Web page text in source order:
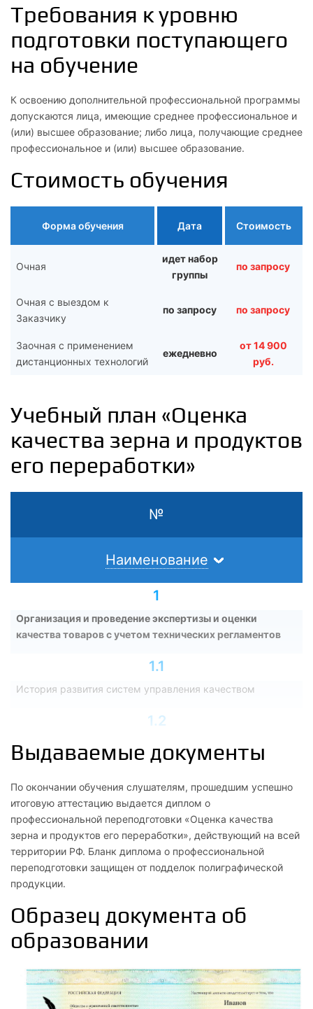
Требования к уровню
подготовки поступающего
на обучение
К освоению дополнительной профессиональной программы
допускаются лица, имеющие среднее профессиональное и
(или) высшее образование; либо лица, получающие среднее
профессиональное и (или) высшее образование.
Стоимость обучения
Форма обучения Дата Стоимость
Очная
идет набор
группы
по запросу
Очная с выездом к
Заказчику
по запросу по запросу
Заочная с применением
дистанционных технологий
ежедневно
от 14 900
руб.
Учебный план «Оценка
качества зерна и продуктов
его переработки»
№
Наименование
1
Организация и проведение экспертизы и оценки
качества товаров с учетом технических регламентов
1.1
История развития систем управления качеством
1.2
Основы технического регулирования
услуг
1.4
Оценочная деятельность в товароведении
Методы определения показателей качества
Экспертиза товаров
Выдаваемые документы
По окончании обучения слушателям, прошедшим успешно
итоговую аттестацию выдается диплом о
профессиональной переподготовки «Оценка качества
зерна и продуктов его переработки», действующий на всей
территории РФ. Бланк диплома о профессиональной
переподготовки защищен от подделок полиграфической
продукции.
Образец документа об
образовании